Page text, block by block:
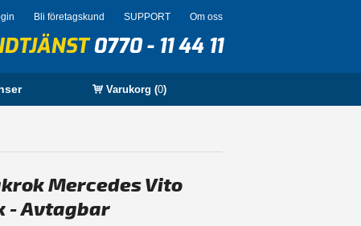
Bli företagskund SUPPORT Om oss
0770 - 11 44 11
Varukorg (0)
Mercedes Vito
- Avtagbar